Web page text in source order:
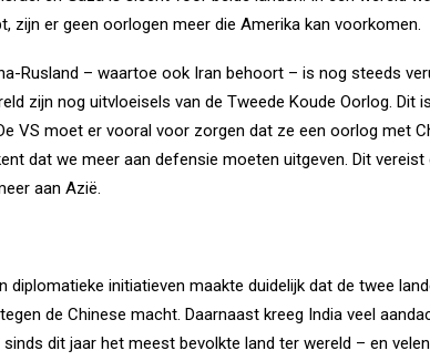
zijn er geen oorlogen meer die Amerika kan voorkomen.
Rusland – waartoe ook Iran behoort – is nog steeds
zijn nog uitvloeisels van de Tweede Koude Oorlog. Dit
VS moet er vooral voor zorgen dat ze een oorlog met
dat we meer aan defensie moeten uitgeven. Dit
aan Azië.
diplomatieke initiatieven maakte duidelijk dat de twee
de Chinese macht. Daarnaast kreeg India veel
dit jaar het meest bevolkte land ter wereld – en